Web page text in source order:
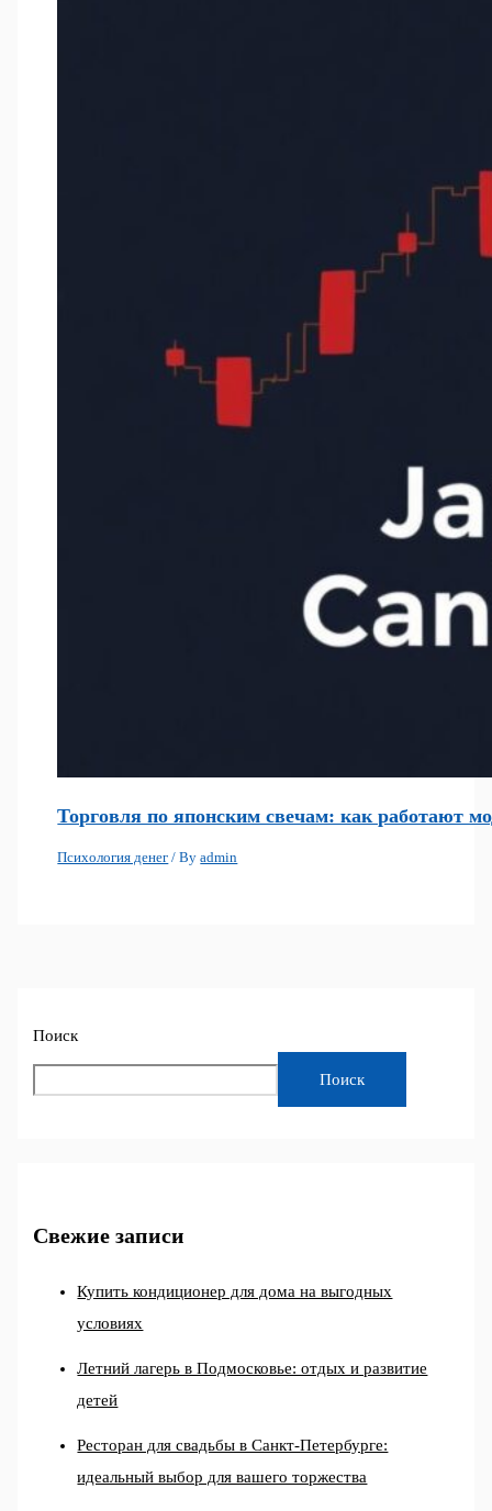
Торговля по японским свечам: как работают
Психология денег / Byadmin
Поиск
Поиск
Свежие записи
Купить кондиционер для дома на выгодных
условиях
Летний лагерь в Подмосковье: отдых и развитие
детей
Ресторан для свадьбы в Санкт-Петербурге:
идеальный выбор для вашего торжества